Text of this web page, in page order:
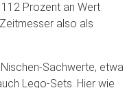
Prozent an Wert
also als
Sachwerte, etwa
Lego-Sets. Hier wie